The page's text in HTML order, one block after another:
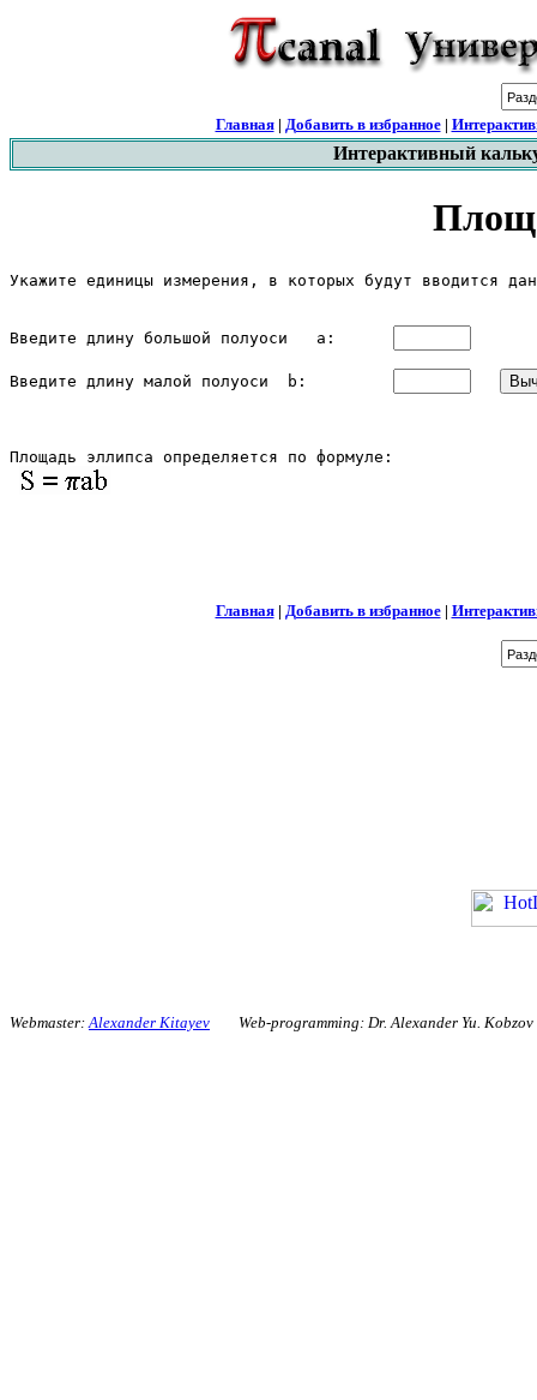
Главная| Добавить в избранное|
Интерактивный
Укажите единицы измерения, в которых будут вводится
Введите длину большой полуоси   a:
Введите длину малой полуоси  b:
Площадь эллипса определяется по формуле:
Главная| Добавить в избранное|
Webmaster:Alexander Kitayev Web-programming: Dr. Alexander Yu.